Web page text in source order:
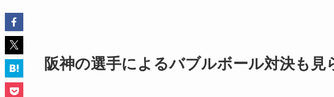
阪神の選手によるバブルボール対決も見